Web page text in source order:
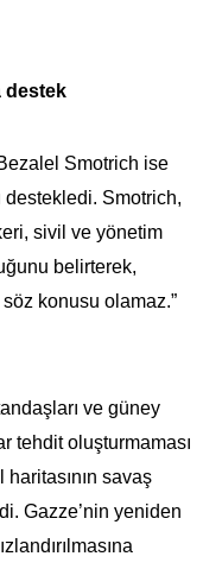
destek
Smotrich ise
destekledi. Smotrich,
sivil ve yönetim
belirterek,
söz konusu olamaz.”
ve güney
tehdit oluşturmaması
savaş
Gazze’nin yeniden